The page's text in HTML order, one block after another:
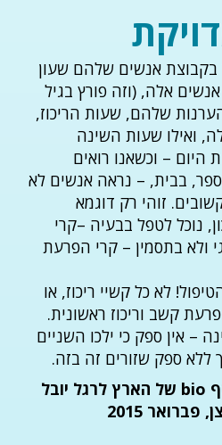
בקבוצת אנשים שלהם שעון
אלה, (וזה פורץ בגיל
שלהם, שעות הריכוז,
ואילו שעות השינה
– וכשאנו רואים
בבית, – נראה אנשים לא
זוהי רק דוגמא
נוכל לטפל בבעיה –קרי
ולא בתסמין – קרי הפרעת
לא כל קשיי ריכוז, או
קשב וריכוז ראשונית.
– אין ספק כי ילכו השניים
ללא ספק שזורים זה בזה.
המאמר פורסם במוסף bio של הארץ לרגל יובל
2015